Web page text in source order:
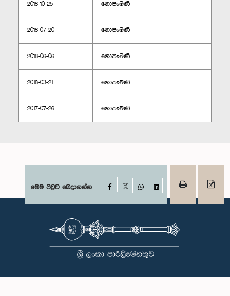
2018-10-25 නොපැමිණි
2018-07-20 නොපැමිණි
2018-06-06 නොපැමිණි
2018-03-21 නොපැමිණි
2017-07-26 නොපැමිණි
මෙම පිටුව බෙදාගන්න Facebook
WhatsAppLinkedIn